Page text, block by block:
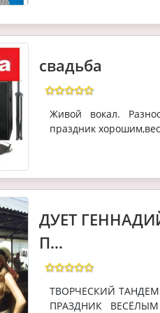
свадьба
Живой вокал.
праздник
ДУЕТ
П...
ТВОРЧЕСКИЙ
ПРАЗДНИК